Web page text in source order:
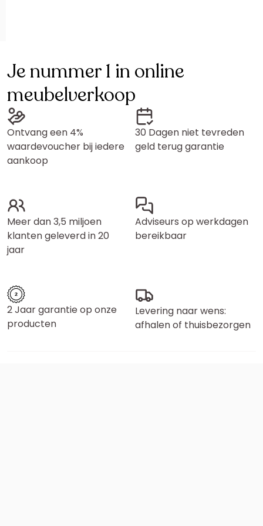
Je nummer 1 in online
meubelverkoop
Ontvang een 4%
waardevoucher bij iedere
aankoop
30 Dagen niet tevreden
geld terug garantie
Meer dan 3,5 miljoen
klanten geleverd in 20
jaar
Adviseurs op werkdagen
bereikbaar
2 Jaar garantie op onze
producten
Levering naar wens:
afhalen of thuisbezorgen